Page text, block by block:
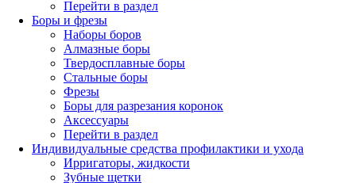
Перейти в раздел
Боры и фрезы
Наборы боров
Алмазные боры
Твердосплавные боры
Стальные боры
Фрезы
Боры для разрезания коронок
Аксессуары
Перейти в раздел
Индивидуальные средства профилактики и ухода
Ирригаторы, жидкости
Зубные щетки